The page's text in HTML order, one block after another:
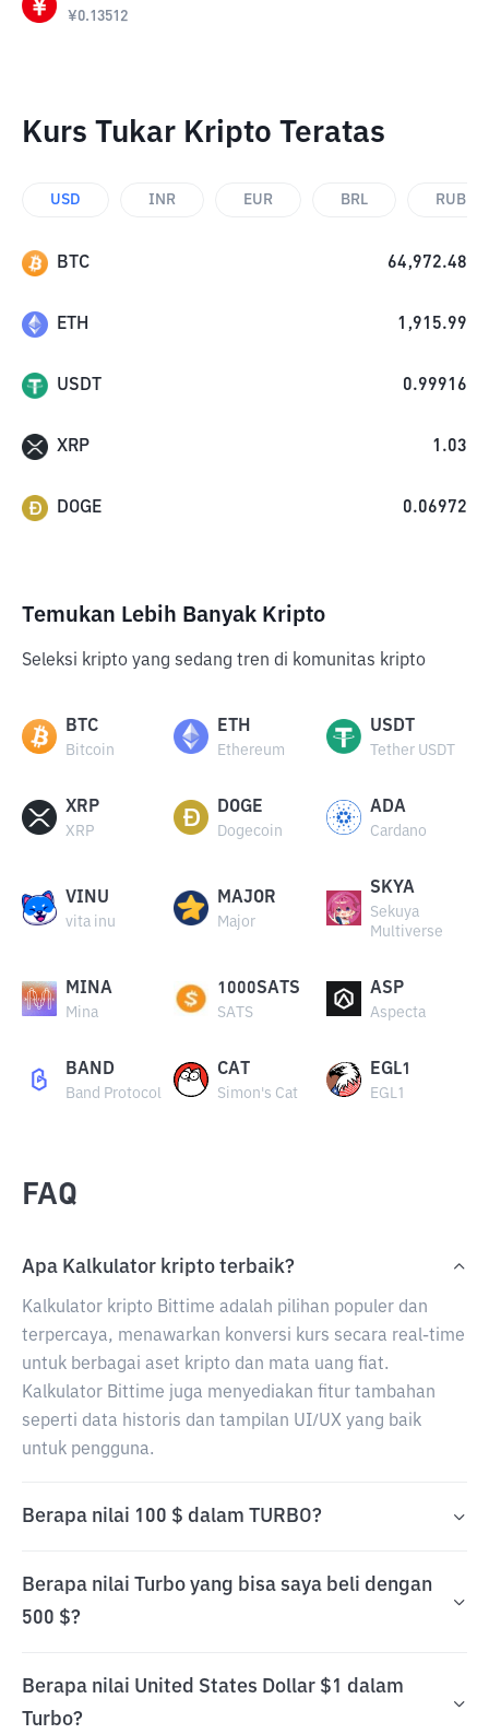
¥0.13512
Kurs Tukar Kripto Teratas
USD INR EUR BRL RUB
BTC 64,972.48
ETH 1,915.99
USDT 0.99916
XRP 1.03
DOGE 0.06972
Temukan Lebih Banyak Kripto
Seleksi kripto yang sedang tren di komunitas kripto
BTC
Bitcoin
ETH
Ethereum
USDT
Tether USDT
XRP
XRP
DOGE
Dogecoin
ADA
Cardano
VINU
vita inu
MAJOR
Major
SKYA
Sekuya
Multiverse
MINA
Mina
1000SATS
SATS
ASP
Aspecta
BAND
Band Protocol
CAT
Simon's Cat
EGL1
EGL1
FAQ
Apa Kalkulator kripto terbaik?
Kalkulator kripto Bittime adalah pilihan populer dan
terpercaya, menawarkan konversi kurs secara real-time
untuk berbagai aset kripto dan mata uang fiat.
Kalkulator Bittime juga menyediakan fitur tambahan
seperti data historis dan tampilan UI/UX yang baik
untuk pengguna.
Berapa nilai 100 $ dalam TURBO?
Berapa nilai Turbo yang bisa saya beli dengan
500 $?
Berapa nilai United States Dollar $1 dalam
Turbo?